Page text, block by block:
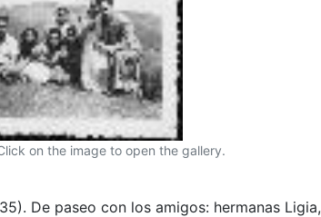
on the image to open the gallery.
De paseo con los amigos: hermanas Ligia,